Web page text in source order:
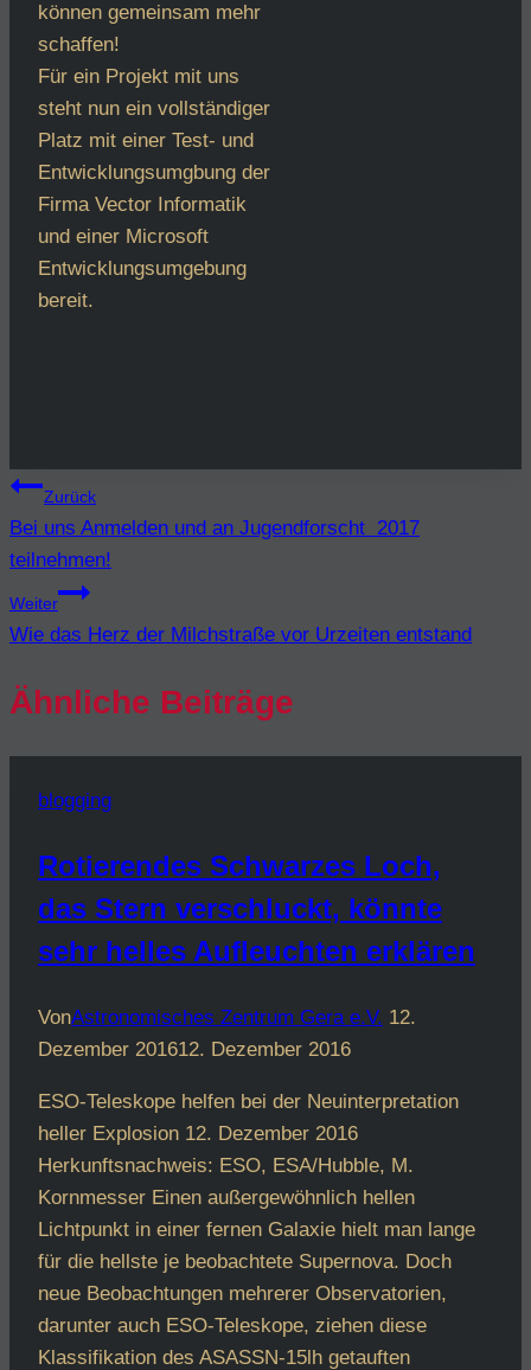
können gemeinsam mehr
schaffen!
Für ein Projekt mit uns
steht nun ein vollständiger
Platz mit einer Test- und
Entwicklungsumgbung der
Firma Vector Informatik
und einer Microsoft
Entwicklungsumgebung
bereit.
Beitragsnavigation
Zurück
Bei uns Anmelden und an Jugendforscht 2017
teilnehmen!
Weiter
Wie das Herz der Milchstraße vor Urzeiten entstand
Ähnliche Beiträge
blogging
Rotierendes Schwarzes Loch,
das Stern verschluckt, könnte
sehr helles Aufleuchten erklären
VonAstronomisches Zentrum Gera e.V. 12.
Dezember 201612. Dezember 2016
ESO-Teleskope helfen bei der Neuinterpretation
heller Explosion 12. Dezember 2016
Herkunftsnachweis: ESO, ESA/Hubble, M.
Kornmesser Einen außergewöhnlich hellen
Lichtpunkt in einer fernen Galaxie hielt man lange
für die hellste je beobachtete Supernova. Doch
neue Beobachtungen mehrerer Observatorien,
darunter auch ESO-Teleskope, ziehen diese
Klassifikation des ASASSN-15lh getauften